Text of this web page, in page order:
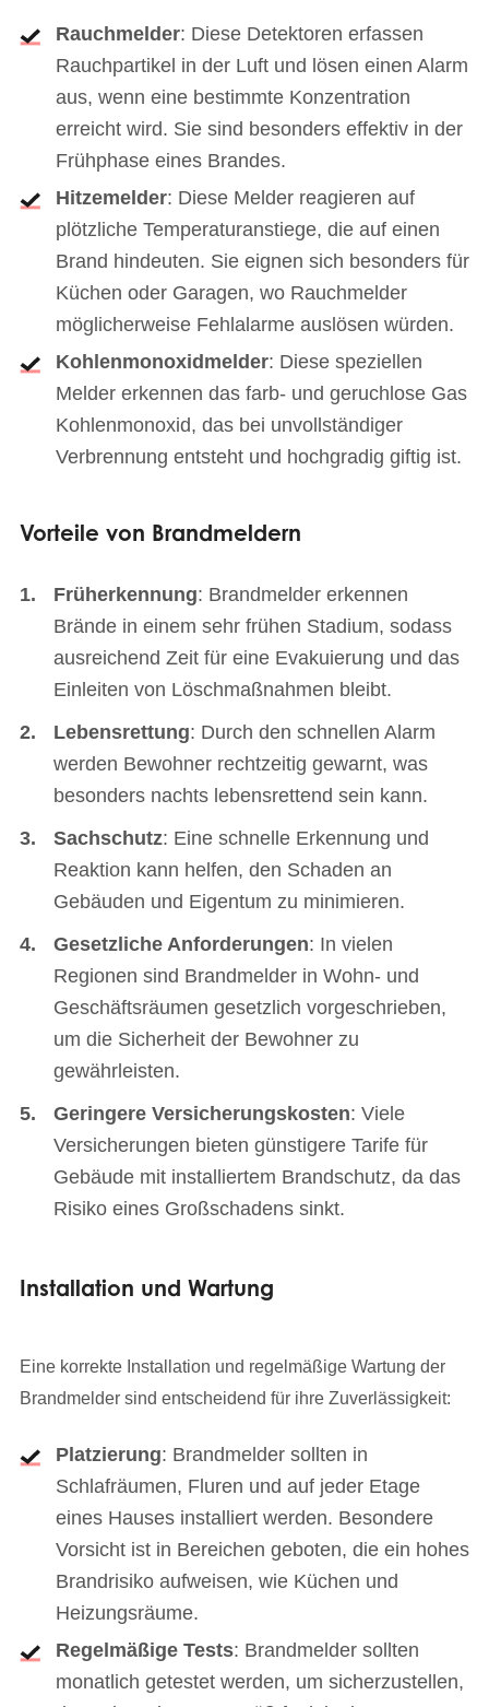
Rauchmelder: Diese Detektoren erfassen
Rauchpartikel in der Luft und lösen einen Alarm
aus, wenn eine bestimmte Konzentration
erreicht wird. Sie sind besonders effektiv in der
Frühphase eines Brandes.
Hitzemelder: Diese Melder reagieren auf
plötzliche Temperaturanstiege, die auf einen
Brand hindeuten. Sie eignen sich besonders für
Küchen oder Garagen, wo Rauchmelder
möglicherweise Fehlalarme auslösen würden.
Kohlenmonoxidmelder: Diese speziellen
Melder erkennen das farb- und geruchlose Gas
Kohlenmonoxid, das bei unvollständiger
Verbrennung entsteht und hochgradig giftig ist.
Vorteile von Brandmeldern
Früherkennung: Brandmelder erkennen
Brände in einem sehr frühen Stadium, sodass
ausreichend Zeit für eine Evakuierung und das
Einleiten von Löschmaßnahmen bleibt.
Lebensrettung: Durch den schnellen Alarm
werden Bewohner rechtzeitig gewarnt, was
besonders nachts lebensrettend sein kann.
Sachschutz: Eine schnelle Erkennung und
Reaktion kann helfen, den Schaden an
Gebäuden und Eigentum zu minimieren.
Gesetzliche Anforderungen: In vielen
Regionen sind Brandmelder in Wohn- und
Geschäftsräumen gesetzlich vorgeschrieben,
um die Sicherheit der Bewohner zu
gewährleisten.
Geringere Versicherungskosten: Viele
Versicherungen bieten günstigere Tarife für
Gebäude mit installiertem Brandschutz, da das
Risiko eines Großschadens sinkt.
Installation und Wartung
Eine korrekte Installation und regelmäßige Wartung der
Brandmelder sind entscheidend für ihre Zuverlässigkeit:
Platzierung: Brandmelder sollten in
Schlafräumen, Fluren und auf jeder Etage
eines Hauses installiert werden. Besondere
Vorsicht ist in Bereichen geboten, die ein hohes
Brandrisiko aufweisen, wie Küchen und
Heizungsräume.
Regelmäßige Tests: Brandmelder sollten
monatlich getestet werden, um sicherzustellen,